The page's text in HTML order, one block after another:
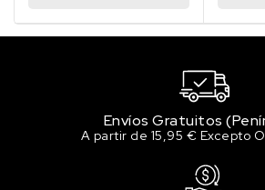
Envíos Gratuitos
A partir de 15,95 € Excepto